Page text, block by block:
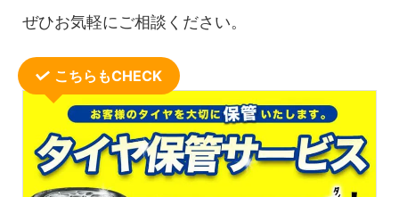
ぜひお気軽にご相談ください。
こちらもCHECK